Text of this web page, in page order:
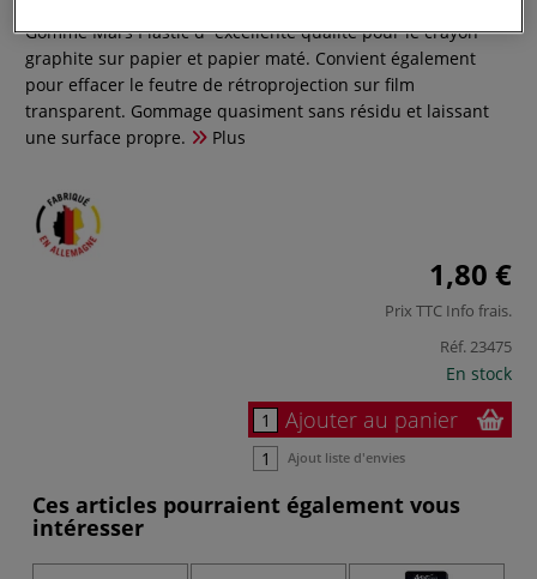
Gomme Mars Plastic d´excellente qualité pour le crayon
graphite sur papier et papier maté. Convient également
pour effacer le feutre de rétroprojection sur film
transparent. Gommage quasiment sans résidu et laissant
une surface propre.
Plus
1,80 €
Prix TTC Info frais.
Réf.23475
En stock
Ajouter au panier
Ajout liste d'envies
Ces articles pourraient également vous
intéresser